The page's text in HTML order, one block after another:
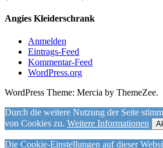
Angies Kleiderschrank
Anmelden
Eintrags-Feed
Kommentar-Feed
WordPress.org
WordPress Theme: Mercia by ThemeZee.
Durch die weitere Nutzung der Seite
von Cookies zu. Weitere Informationen
Die Cookie-Einstellungen auf dieser